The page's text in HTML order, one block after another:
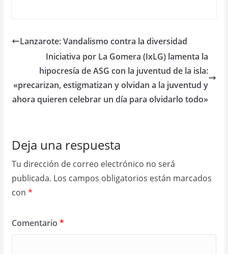
Lanzarote: Vandalismo contra la diversidad
Iniciativa por La Gomera (IxLG) lamenta la
hipocresía de ASG con la juventud de la isla:
«precarizan, estigmatizan y olvidan a la juventud y
ahora quieren celebrar un día para olvidarlo todo»
Deja una respuesta
Tu dirección de correo electrónico no será
publicada. Los campos obligatorios están marcados
con *
Comentario *